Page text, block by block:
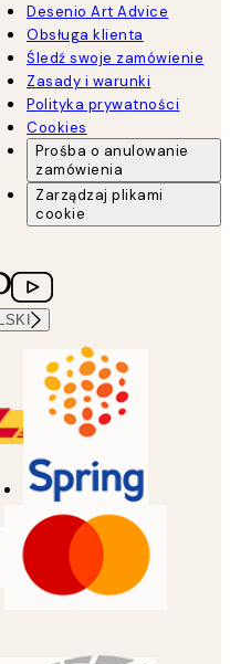
Desenio Art Advice
Obsługa klienta
Śledź swoje zamówienie
Zasady i warunki
Polityka prywatności
Cookies
Prośba o anulowanie
zamówienia
Zarządzaj plikami
cookie